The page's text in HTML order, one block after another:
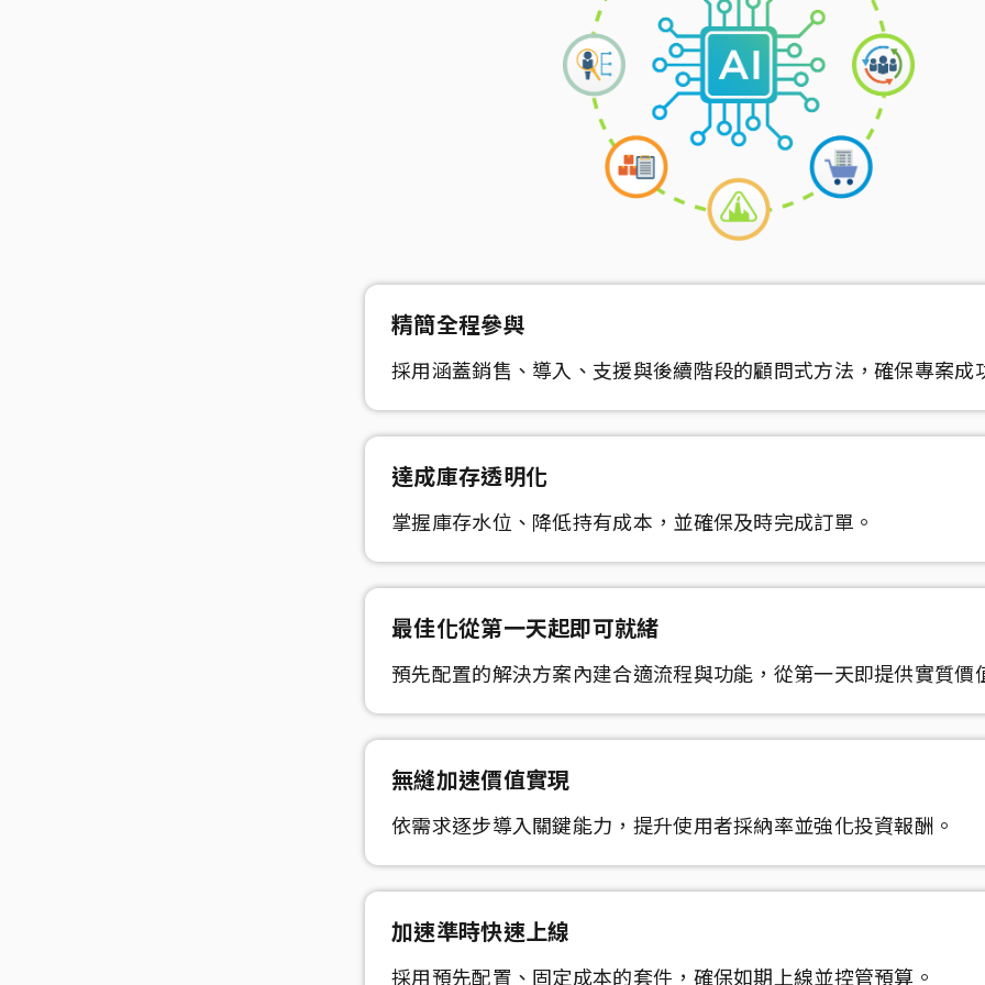
精簡全程參與
採用涵蓋銷售、導入、支援與後續階段的顧問式方法，確保專案成
達成庫存透明化
掌握庫存水位、降低持有成本，並確保及時完成訂單。
最佳化從第一天起即可就緒
預先配置的解決方案內建合適流程與功能，從第一天即提供實質價
無縫加速價值實現
依需求逐步導入關鍵能力，提升使用者採納率並強化投資報酬。
加速準時快速上線
採用預先配置、固定成本的套件，確保如期上線並控管預算。